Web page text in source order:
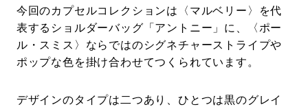
今回のカプセルコレクションは〈マルベリー〉を代
表するショルダーバッグ「アントニー」に、〈ポー
ル・スミス〉ならではのシグネチャーストライプや
ポップな色を掛け合わせてつくられています。
デザインのタイプは二つあり、ひとつは黒のグレイ